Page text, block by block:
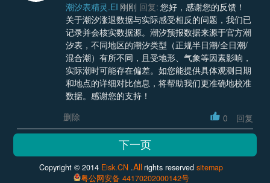
潮汐表精灵.EI 刚刚 回复: 您好，感谢您的反馈！
关于潮汐涨退数据与实际感受相反的问题，我们已
记录并会核实数据源。潮汐预报数据来源于官方潮
汐表，不同地区的潮汐类型（正规半日潮/全日潮/
混合潮）有所不同，且受地形、气象等因素影响，
实际潮时可能存在偏差。如您能提供具体观测日期
和地点的详细对比信息，将帮助我们更准确地校准
数据。感谢您的支持！
删除
0 回复
Copyright © 2014 Eisk.CN .Allrights reservedsitemap
粤公网安备 44170202000142号